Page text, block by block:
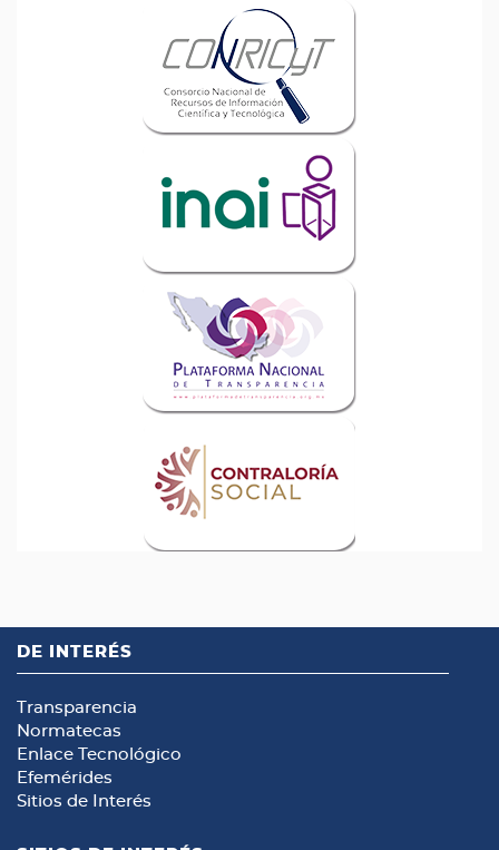
DE INTERÉS
Transparencia
Normatecas
Enlace Tecnológico
Efemérides
Sitios de Interés